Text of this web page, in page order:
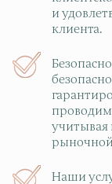
и
клиента.
проводим
учитывая
рыночной
Наши